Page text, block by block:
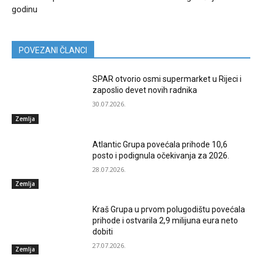
godinu
POVEZANI ČLANCI
Zemlja
SPAR otvorio osmi supermarket u Rijeci i
zaposlio devet novih radnika
30.07.2026.
Zemlja
Atlantic Grupa povećala prihode 10,6
posto i podignula očekivanja za 2026.
28.07.2026.
Zemlja
Kraš Grupa u prvom polugodištu povećala
prihode i ostvarila 2,9 milijuna eura neto
dobiti
27.07.2026.